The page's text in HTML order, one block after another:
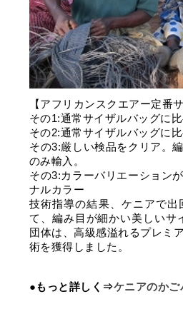
【アフリカンスクエアー定番
その1:通常サイザルバッグに
その2:通常サイザルバッグに
その3:厳しい検品をクリア。
のみ輸入。
その3:カラーバリエーション
ナルカラー
技術指導の結果、ケニアで
て、編み目が細かい美しいサ
団体は、高級感溢れるプレミ
術を獲得しました。
●もっと詳しく⇒ケニアのかご